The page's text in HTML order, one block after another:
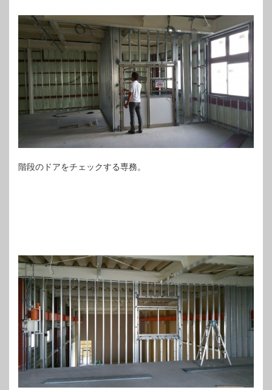
階段のドアをチェックする専務。